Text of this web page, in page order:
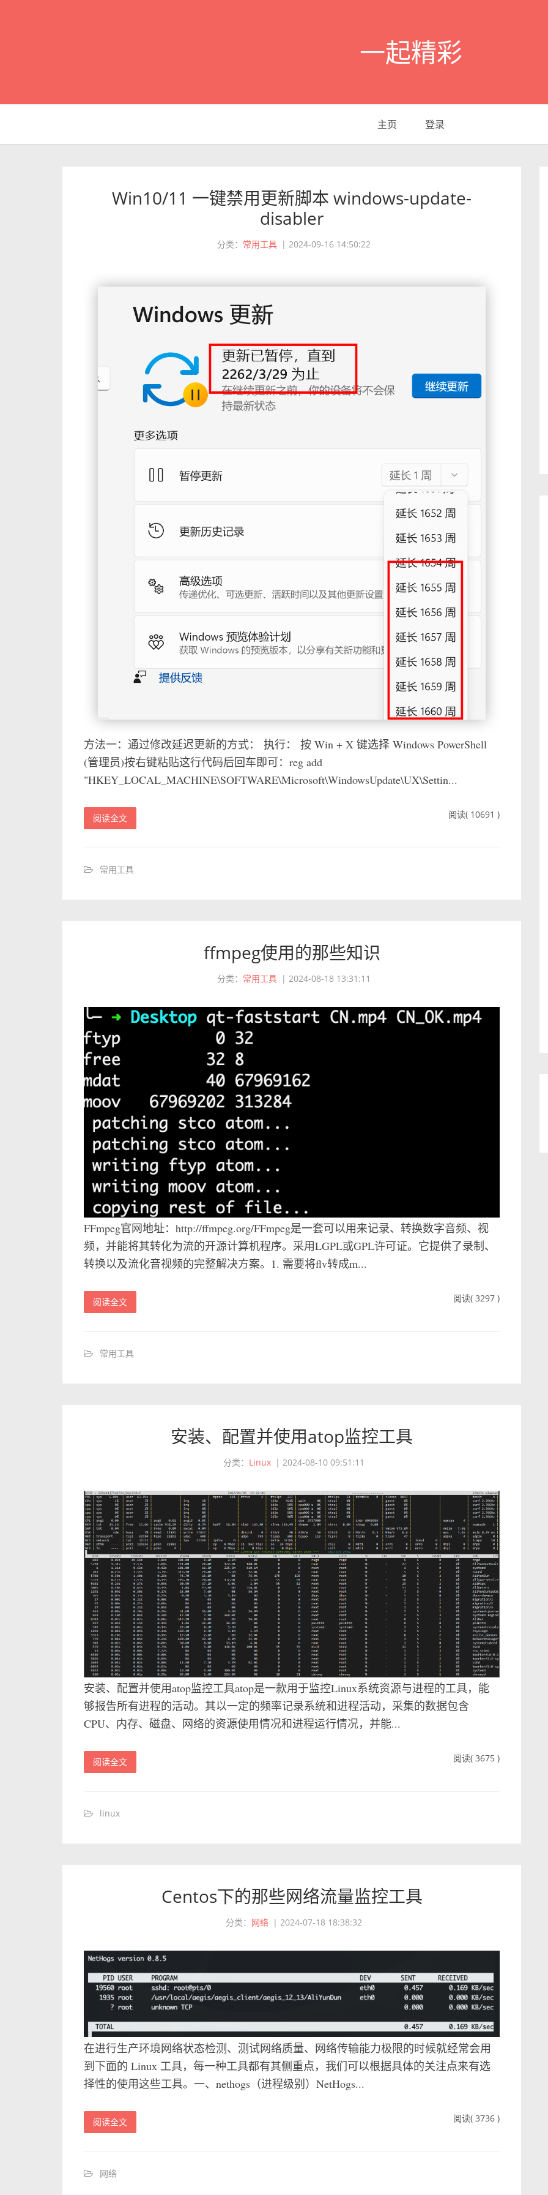
一起精彩
主页 登录
Win10/11 一键禁用更新脚本 windows-update-
disabler
分类： 常用工具 | 2024-09-16 14:50:22
方法一：通过修改延迟更新的方式： 执行： 按 Win + X 键选择 Windows PowerShell
(管理员)按右键粘贴这行代码后回车即可：reg add
"HKEY_LOCAL_MACHINE\SOFTWARE\Microsoft\WindowsUpdate\UX\Settin...
阅读全文 阅读( 10691 )
常用工具
ffmpeg使用的那些知识
分类： 常用工具 | 2024-08-18 13:31:11
FFmpeg官网地址：http://ffmpeg.org/FFmpeg是一套可以用来记录、转换数字音频、视
频，并能将其转化为流的开源计算机程序。采用LGPL或GPL许可证。它提供了录制、
转换以及流化音视频的完整解决方案。1. 需要将flv转成m...
阅读全文 阅读( 3297 )
常用工具
安装、配置并使用atop监控工具
分类： Linux | 2024-08-10 09:51:11
安装、配置并使用atop监控工具atop是一款用于监控Linux系统资源与进程的工具，能
够报告所有进程的活动。其以一定的频率记录系统和进程活动，采集的数据包含
CPU、内存、磁盘、网络的资源使用情况和进程运行情况，并能...
阅读全文 阅读( 3675 )
linux
Centos下的那些网络流量监控工具
分类： 网络 | 2024-07-18 18:38:32
在进行生产环境网络状态检测、测试网络质量、网络传输能力极限的时候就经常会用
到下面的 Linux 工具，每一种工具都有其侧重点，我们可以根据具体的关注点来有选
择性的使用这些工具。一、nethogs（进程级别）NetHogs...
阅读全文 阅读( 3736 )
网络